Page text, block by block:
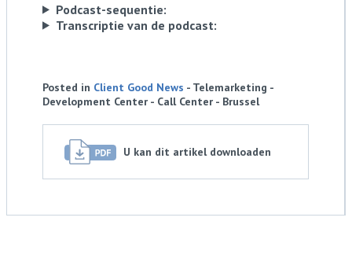
Podcast-sequentie:
Transcriptie van de podcast:
Posted in Client Good News - Telemarketing -
Development Center - Call Center - Brussel
U kan dit artikel downloaden